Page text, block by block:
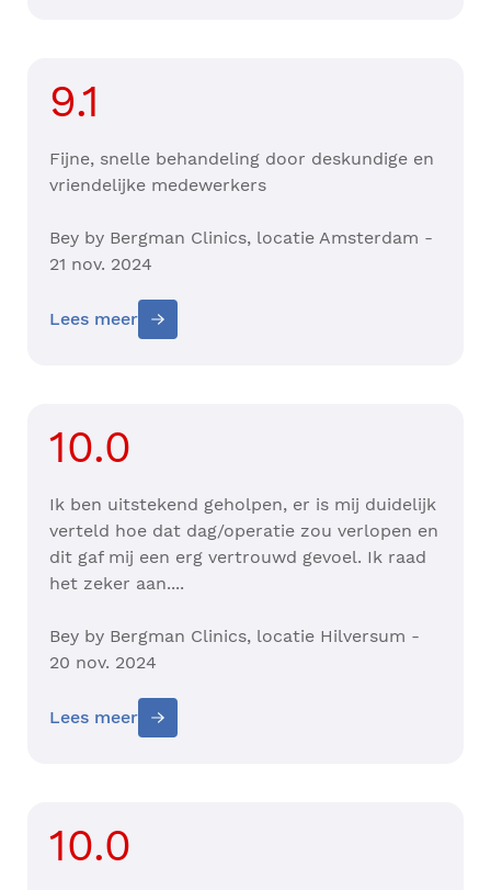
9.1
Fijne, snelle behandeling door deskundige en
vriendelijke medewerkers
Bey by Bergman Clinics, locatie Amsterdam -
21 nov. 2024
Lees meer
10.0
Ik ben uitstekend geholpen, er is mij duidelijk
verteld hoe dat dag/operatie zou verlopen en
dit gaf mij een erg vertrouwd gevoel. Ik raad
het zeker aan....
Bey by Bergman Clinics, locatie Hilversum -
20 nov. 2024
Lees meer
10.0